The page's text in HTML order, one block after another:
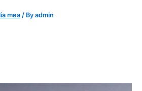
mea / Byadmin